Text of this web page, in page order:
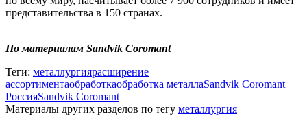
представительства в 150 странах.
По материалам Sandvik Coromant
Теги: металлургиярасширение
ассортиментаобработкаобработка металлаSandvik Coromant
РоссияSandvik Coromant
Материалы других разделов по тегу металлургия